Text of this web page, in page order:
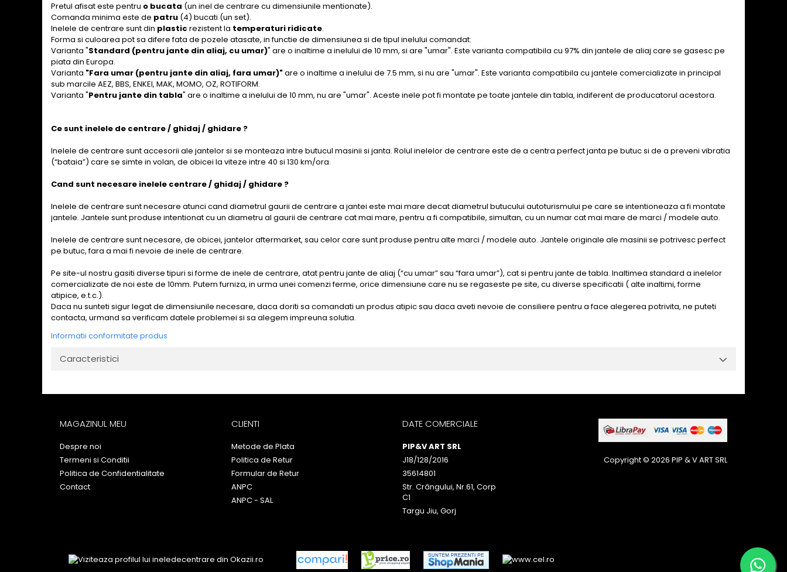
Pretul afisat este pentru o bucata (un inel de centrare cu dimensiunile mentionate).
Comanda minima este de patru (4) bucati (un set).
Inelele de centrare sunt din plastic rezistent la temperaturi ridicate.
Forma si culoarea pot sa difere fata de pozele atasate, in functie de dimensiunea si de tipul inelului comandat:
Varianta "Standard (pentru jante din aliaj, cu umar)" are o inaltime a inelului de 10 mm, si are "umar". Este varianta compatibila cu 97% din jantele de aliaj care se gasesc pe
piata din Europa.
Varianta "Fara umar (pentru jante din aliaj, fara umar)"are o inaltime a inelului de 7.5 mm, si nu are "umar". Este varianta compatibila cu jantele comercializate in principal
sub marcile AEZ, BBS, ENKEI, MAK, MOMO, OZ, ROTIFORM.
Varianta "Pentru jante din tabla" are o inaltime a inelului de 10 mm, nu are "umar". Aceste inele pot fi montate pe toate jantele din tabla, indiferent de producatorul acestora.
Ce sunt inelele de centrare / ghidaj / ghidare ?
Inelele de centrare sunt accesorii ale jantelor si se monteaza intre butucul masinii si janta. Rolul inelelor de centrare este de a centra perfect janta pe butuc si de a preveni vibratia
(“bataia”) care se simte in volan, de obicei la viteze intre 40 si 130 km/ora.
Cand sunt necesare inelele centrare / ghidaj / ghidare ?
Inelele de centrare sunt necesare atunci cand diametrul gaurii de centrare a jantei este mai mare decat diametrul butucului autoturismului pe care se intentioneaza a fi montate
jantele. Jantele sunt produse intentionat cu un diametru al gaurii de centrare cat mai mare, pentru a fi compatibile, simultan, cu un numar cat mai mare de marci / modele auto.
Inelele de centrare sunt necesare, de obicei, jantelor aftermarket, sau celor care sunt produse pentru alte marci / modele auto. Jantele originale ale masinii se potrivesc perfect
pe butuc, fara a mai fi nevoie de inele de centrare.
Pe site-ul nostru gasiti diverse tipuri si forme de inele de centrare, atat pentru jante de aliaj (“cu umar” sau “fara umar”), cat si pentru jante de tabla. Inaltimea standard a inelelor
comercializate de noi este de 10mm. Putem furniza, in urma unei comenzi ferme, orice dimensiune care nu se regaseste pe site, cu diverse specificatii ( alte inaltimi, forme
atipice, e.t.c.).
Daca nu sunteti sigur legat de dimensiunile necesare, daca doriti sa comandati un produs atipic sau daca aveti nevoie de consiliere pentru a face alegerea potrivita, ne puteti
contacta, urmand sa verificam datele problemei si sa alegem impreuna solutia.
Informatii conformitate produs
Caracteristici
MAGAZINUL MEU
Despre noi
Termeni si Conditii
Politica de Confidentialitate
Contact
CLIENTI
Metode de Plata
Politica de Retur
Formular de Retur
ANPC
ANPC - SAL
DATE COMERCIALE
PIP&V ART SRL
J18/128/2016
35614801
Str. Crângului, Nr.61, Corp
C1
Targu Jiu, Gorj
Copyright © 2026 PIP & V ART SRL